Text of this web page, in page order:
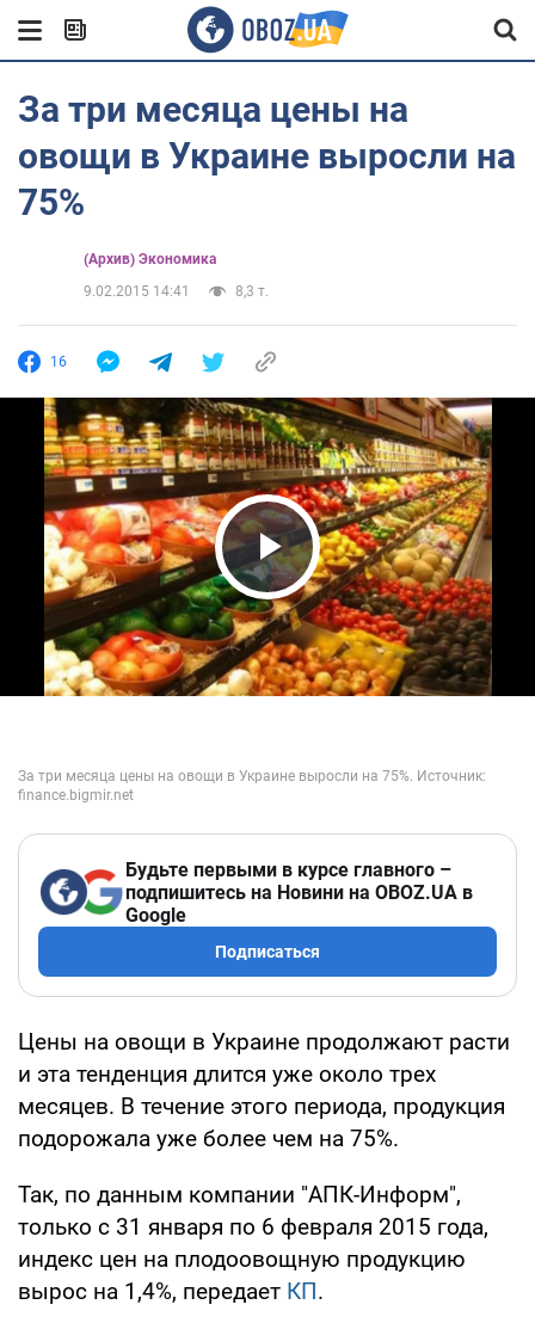
За три месяца цены на
овощи в Украине выросли на
75%
(Архив) Экономика
9.02.2015 14:41
8,3 т.
16
Play Video
Будьте первыми в курсе главного –
подпишитесь на Новини на OBOZ.UA в
Google
Подписаться
Цены на овощи в Украине продолжают расти
и эта тенденция длится уже около трех
месяцев. В течение этого периода, продукция
подорожала уже более чем на 75%.
Так, по данным компании "АПК-Информ",
только с 31 января по 6 февраля 2015 года,
индекс цен на плодоовощную продукцию
вырос на 1,4%, передает КП.